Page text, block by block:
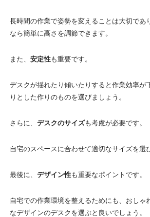
電動昇降洗面台
長時間の作業で姿勢を変えることは大切であ
なら簡単に高さを調節できます。
また、 安定性も重要です。
デスクが揺れたり傾いたりすると作業効率が
りとした作りのものを選びましょう。
さらに、 デスクのサイズも考慮が必要です。
自宅のスペースに合わせて適切なサイズを選
最後に、 デザイン性も重要なポイントです。
自宅での作業環境を整えるためにも、おしゃ
なデザインのデスクを選ぶと良いでしょう。